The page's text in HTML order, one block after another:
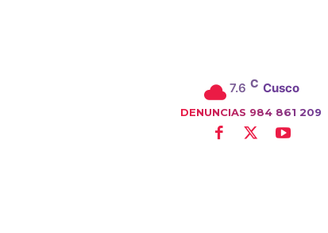
7.6 C Cusco
DENUNCIAS 984 861 209